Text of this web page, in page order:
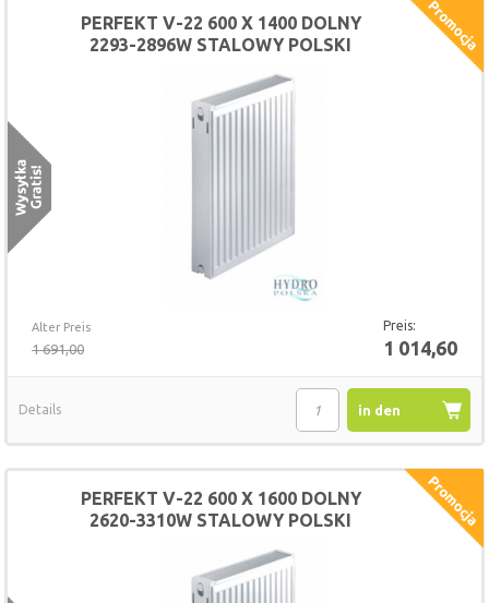
Alter Preis
1 691,00
Preis:
1 014,60
PERFEKT V-22 600 X 1400 DOLNY
2293-2896W STALOWY POLSKI
in den
Details
PERFEKT V-22 600 X 1600 DOLNY
2620-3310W STALOWY POLSKI